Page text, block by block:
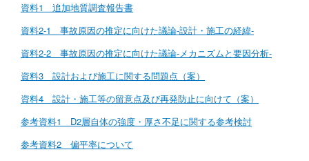
資料1 追加地質調査報告書
資料2-1 事故原因の推定に向けた議論-設計・施工の経緯-
資料2-2 事故原因の推定に向けた議論-メカニズムと要因分析-
資料3 設計および施工に関する問題点（案）
資料4 設計・施工等の留意点及び再発防止に向けて（案）
参考資料1 D2層自体の強度・厚さ不足に関する参考検討
参考資料2 偏平率について